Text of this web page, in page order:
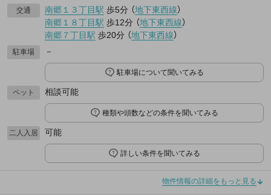
交通 南郷１３丁目駅 歩5分 （地下東西線）
南郷１８丁目駅 歩12分 （地下東西線）
南郷７丁目駅 歩20分 （地下東西線）
駐車場 －
駐車場について聞いてみる
ペット 相談可能
種類や頭数などの条件を聞いてみる
二人入居 可能
詳しい条件を聞いてみる
物件情報の詳細をもっと見る